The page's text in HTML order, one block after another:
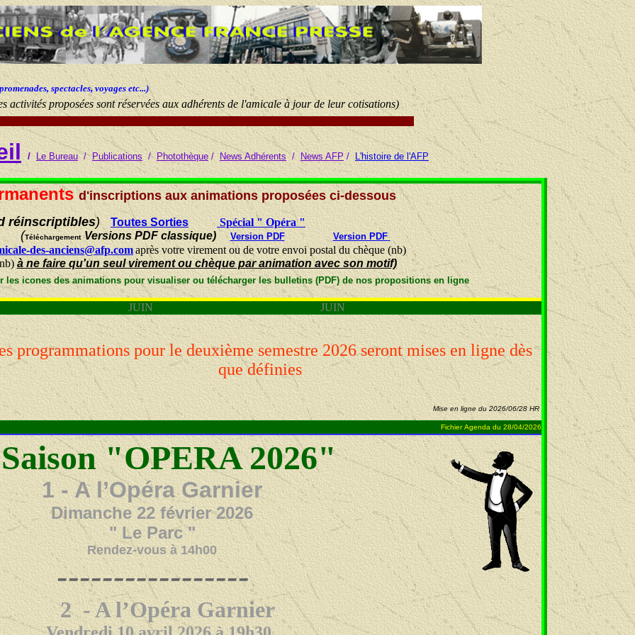
spectacles, voyages etc...)
activités proposées sont réservées aux adhérents de l'amicale à jour de leur cotisations)
/ Le Bureau/ Publications / Photothèque / News Adhérents / News AFP/ L'histoire de l'AFP
d'inscriptions aux animations proposées ci-dessous
réinscriptibles) Toutes Sorties Spécial " Opéra "
Téléchargement Versions PDF classique) Version PDF Version PDF
des-anciens@afp.comaprès votre virement ou de votre envoi postal du chèque (nb)
à ne faire qu'un seulvirement ou chèque par animation avec son motif)
les icones des animations pour visualiser ou télécharger les bulletins (PDF) de nos propositions en ligne
JUIN JUIN
programmations pour le deuxième semestre 2026 seront mises en ligne dès
que définies
Mise en ligne du 2026/06/28 HR
Fichier Agenda du 28/04/2026
"OPERA 2026"
1 - A l’Opéra Garnier
Dimanche 22 février 2026
" Le Parc "
Rendez-vous à 14h00
-----------------
2 - A l’Opéra Garnier